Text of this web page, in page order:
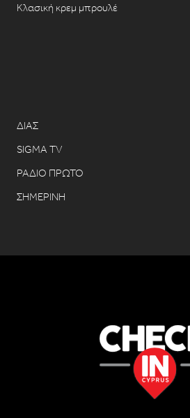
Κλασική κρεμ μπρουλέ
ΔΙΑΣ
SIGMA TV
ΡΑΔΙΟ ΠΡΩΤΟ
ΣΗΜΕΡΙΝΗ